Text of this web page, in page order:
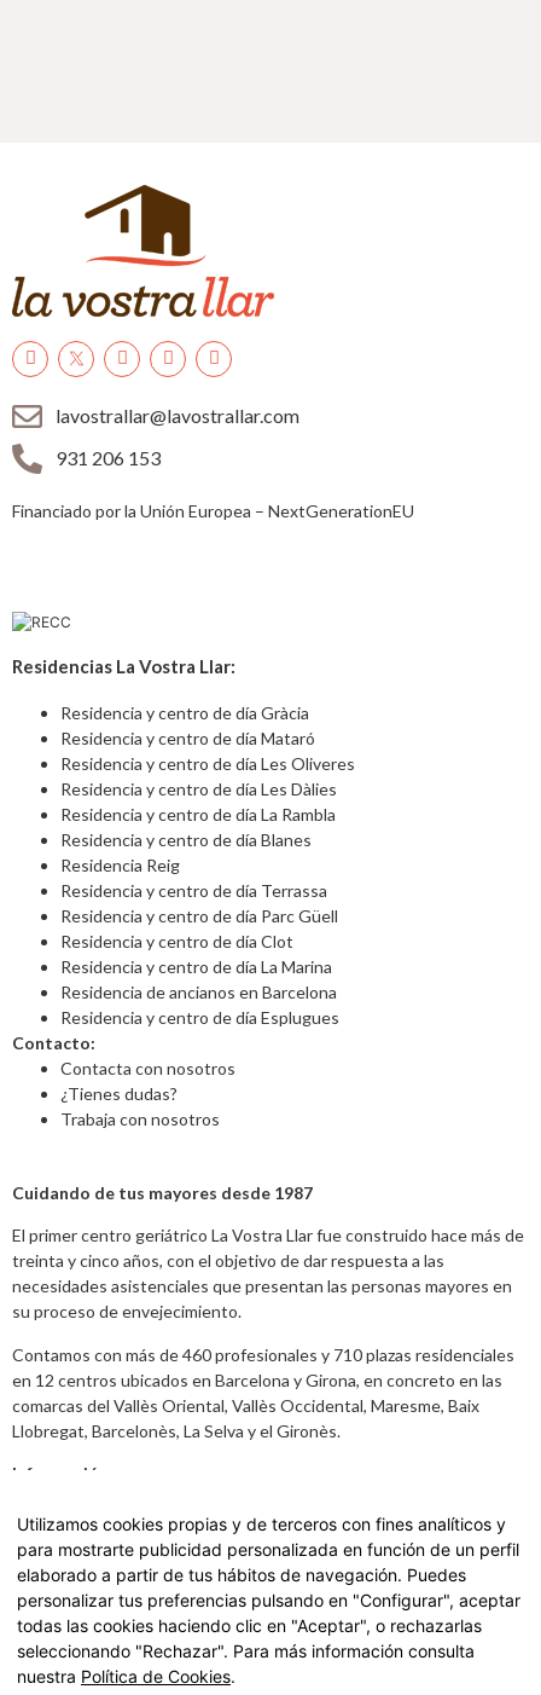
lavostrallar@lavostrallar.com
931 206 153
Financiado por la Unión Europea – NextGenerationEU
Residencias La Vostra Llar:
Residencia y centro de día Gràcia
Residencia y centro de día Mataró
Residencia y centro de día Les Oliveres
Residencia y centro de día Les Dàlies
Residencia y centro de día La Rambla
Residencia y centro de día Blanes
Residencia Reig
Residencia y centro de día Terrassa
Residencia y centro de día Parc Güell
Residencia y centro de día Clot
Residencia y centro de día La Marina
Residencia de ancianos en Barcelona
Residencia y centro de día Esplugues
Contacto:
Contacta con nosotros
¿Tienes dudas?
Trabaja con nosotros
Cuidando de tus mayores desde 1987
El primer centro geriátrico La Vostra Llar fue construido hace más de
treinta y cinco años, con el objetivo de dar respuesta a las
necesidades asistenciales que presentan las personas mayores en
su proceso de envejecimiento.
Contamos con más de 460 profesionales y 710 plazas residenciales
en 12 centros ubicados en Barcelona y Girona, en concreto en las
comarcas del Vallès Oriental, Vallès Occidental, Maresme, Baix
Llobregat, Barcelonès, La Selva y el Gironès.
Información
Aviso legal Política de Privacidad y datos
Carta de Servicios
Accede a nuestra Carta de Servicios haciendoclick aquí.
Utilizamos cookies propias y de terceros con fines analíticos y
para mostrarte publicidad personalizada en función de un perfil
elaborado a partir de tus hábitos de navegación. Puedes
personalizar tus preferencias pulsando en "Configurar", aceptar
todas las cookies haciendo clic en "Aceptar", o rechazarlas
seleccionando "Rechazar". Para más información consulta
nuestra Política de Cookies.